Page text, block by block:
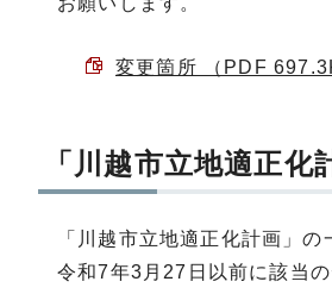
変更箇所 （PDF
「川越市立地適正
「川越市立地適正化計画」
令和7年3月27日以前に該当